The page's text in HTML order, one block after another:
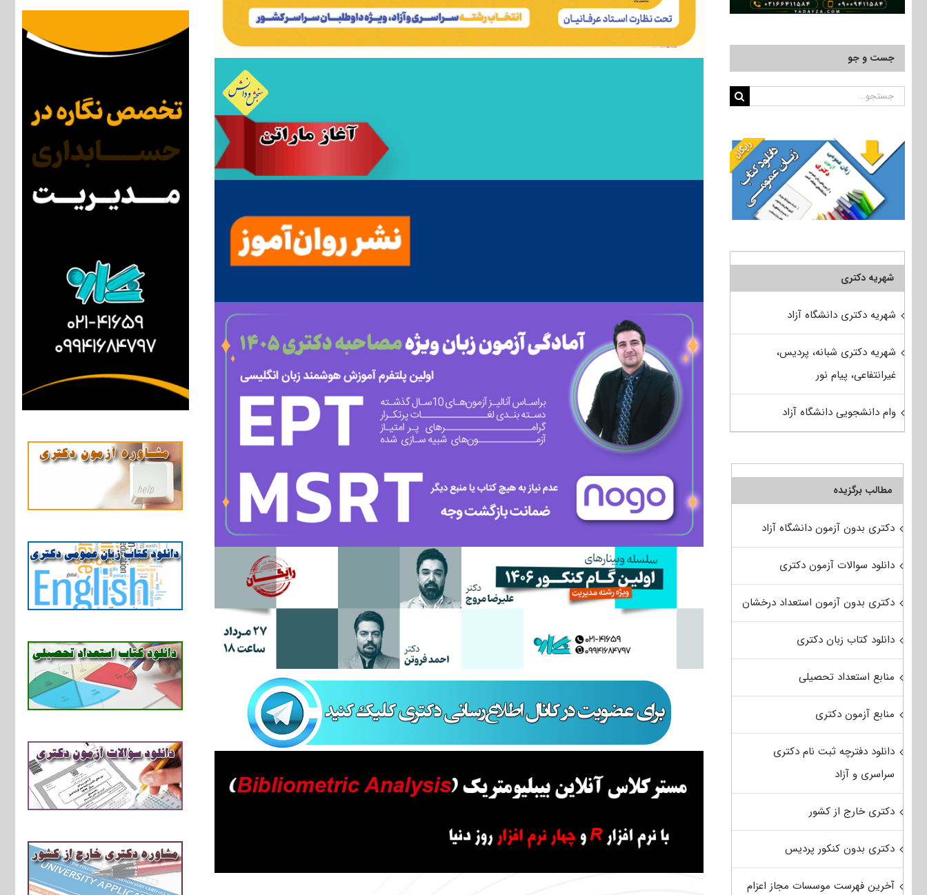
جست و جو
جستجو
شهریه دکتری
شهریه دکتری دانشگاه آزاد
شهریه دکتری شبانه، پردیس،
غیرانتفاعی، پیام نور
وام دانشجویی دانشگاه آزاد
مطالب برگزیده
دکتری بدون آزمون دانشگاه آزاد
دانلود سوالات آزمون دکتری
دکتری بدون آزمون استعداد درخشان
دانلود کتاب زبان دکتری
منابع استعداد تحصیلی
منابع آزمون دکتری
دانلود دفترچه ثبت نام دکتری
سراسری و آزاد
دکتری خارج از کشور
دکتری بدون کنکور پردیس
آخرین فهرست موسسات مجاز اعزام